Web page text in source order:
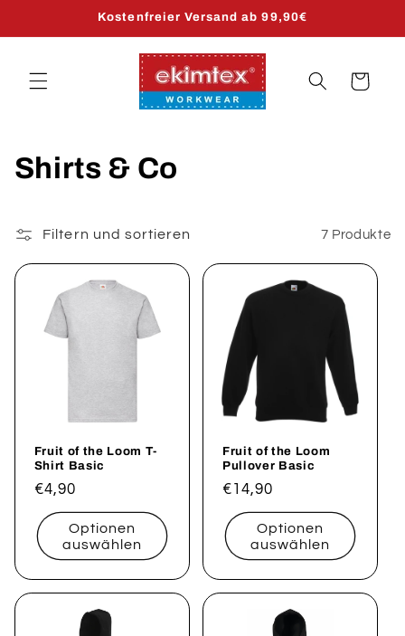
Inhalt
Kostenfreier Versand ab 99,90€
Warenkorb
K
t
e
Shirts & Co
Filtern und sortieren 7 Produkte
Fruit of the Loom T-
Shirt Basic
Normaler
Preis
€4,90
Optionen
auswählen
Fruit of the Loom
Pullover Basic
Normaler
Preis
€14,90
Optionen
auswählen